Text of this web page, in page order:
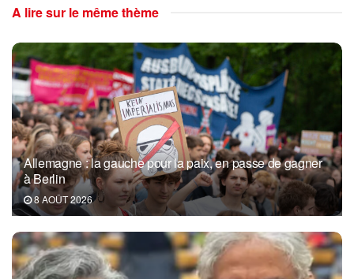
A lire sur le même thème
Allemagne : la gauche pour la paix, en passe de gagner
à Berlin
8 AOÛT 2026